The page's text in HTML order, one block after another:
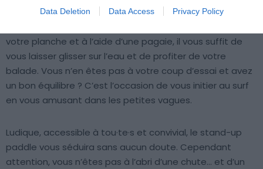
Data Deletion Data Access Privacy Policy
effet, cette activité notamment pratiquée comme un
votre planche et à l’aide d’une pagaie, il vous suffit de
vous laisser glisser sur l’eau et de profiter de votre
balade. Vous n’en êtes pas à votre coup d’essai et avez
un bon équilibre ? C’est l’occasion de vous initier au surf
en vous amusant dans les petites vagues.
Ludique, accessible à tou·te·s et convivial, le stand-up
paddle vous séduira sans aucun doute. Cependant
attention, vous n’êtes pas à l’abri d’une chute… et d’un